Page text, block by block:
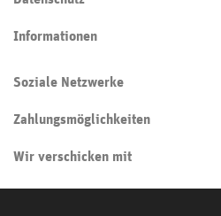
Informationen
Soziale Netzwerke
Zahlungsmöglichkeiten
Wir verschicken mit